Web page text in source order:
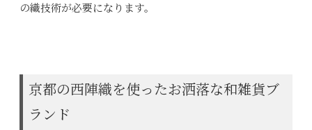
の織技術が必要になります。
京都の西陣織を使ったお洒落な和雑貨ブ
ランド